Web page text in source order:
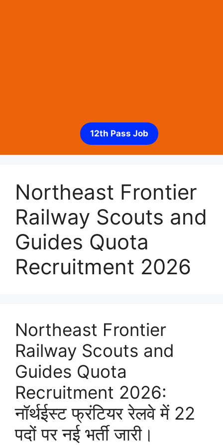
12th Pass Job
Northeast Frontier
Railway Scouts and
Guides Quota
Recruitment 2026
Northeast Frontier
Railway Scouts and
Guides Quota
Recruitment 2026:
नॉर्थईस्ट फ्रंटियर रेलवे में 22
पदों पर नई भर्ती जारी।